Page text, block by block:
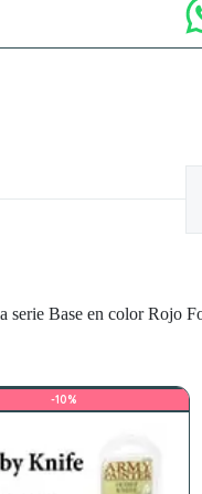
Base en color Rojo
-10%